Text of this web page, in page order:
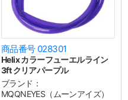
商品番号 028301
Helix カラーフューエルライン
3ft クリアパープル
ブランド：
MQQNEYES（ムーンアイズ）